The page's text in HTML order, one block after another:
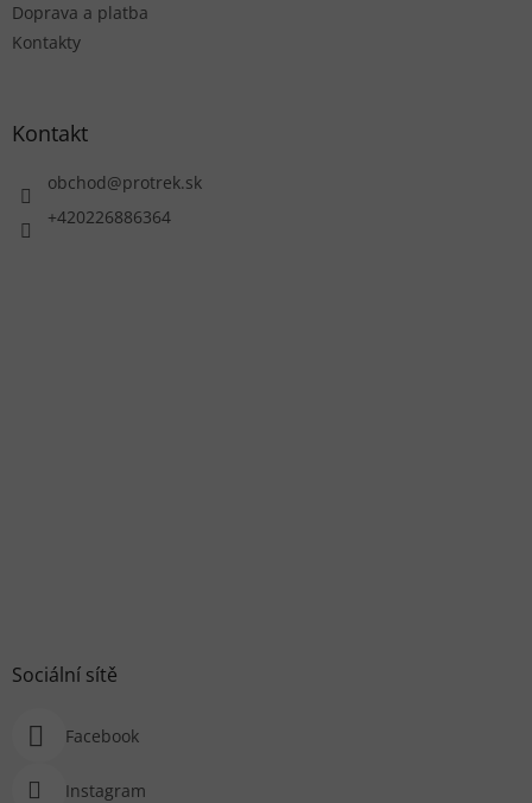
Doprava a platba
Kontakty
Kontakt
obchod@protrek.sk
+420226886364
Sociální sítě
Facebook
Instagram